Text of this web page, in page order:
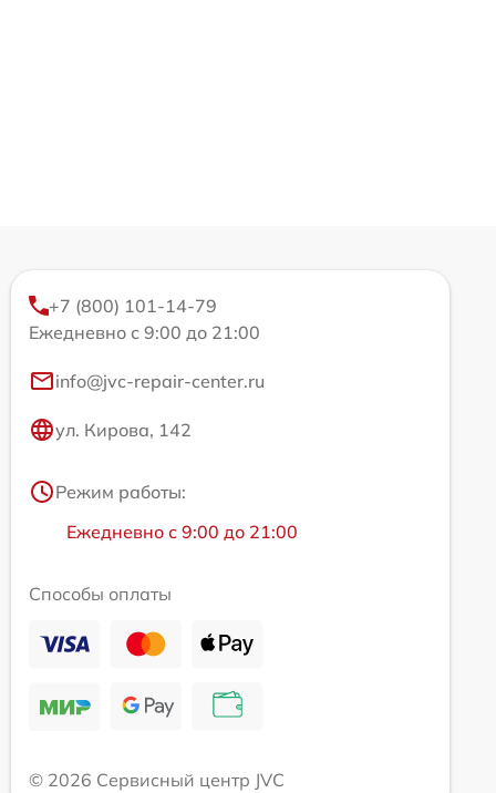
+7 (800) 101-14-79
Ежедневно с 9:00 до 21:00
info@jvc-repair-center.ru
ул. Кирова, 142
Режим работы:
Ежедневно с 9:00 до 21:00
Способы оплаты
© 2026 Сервисный центр JVC